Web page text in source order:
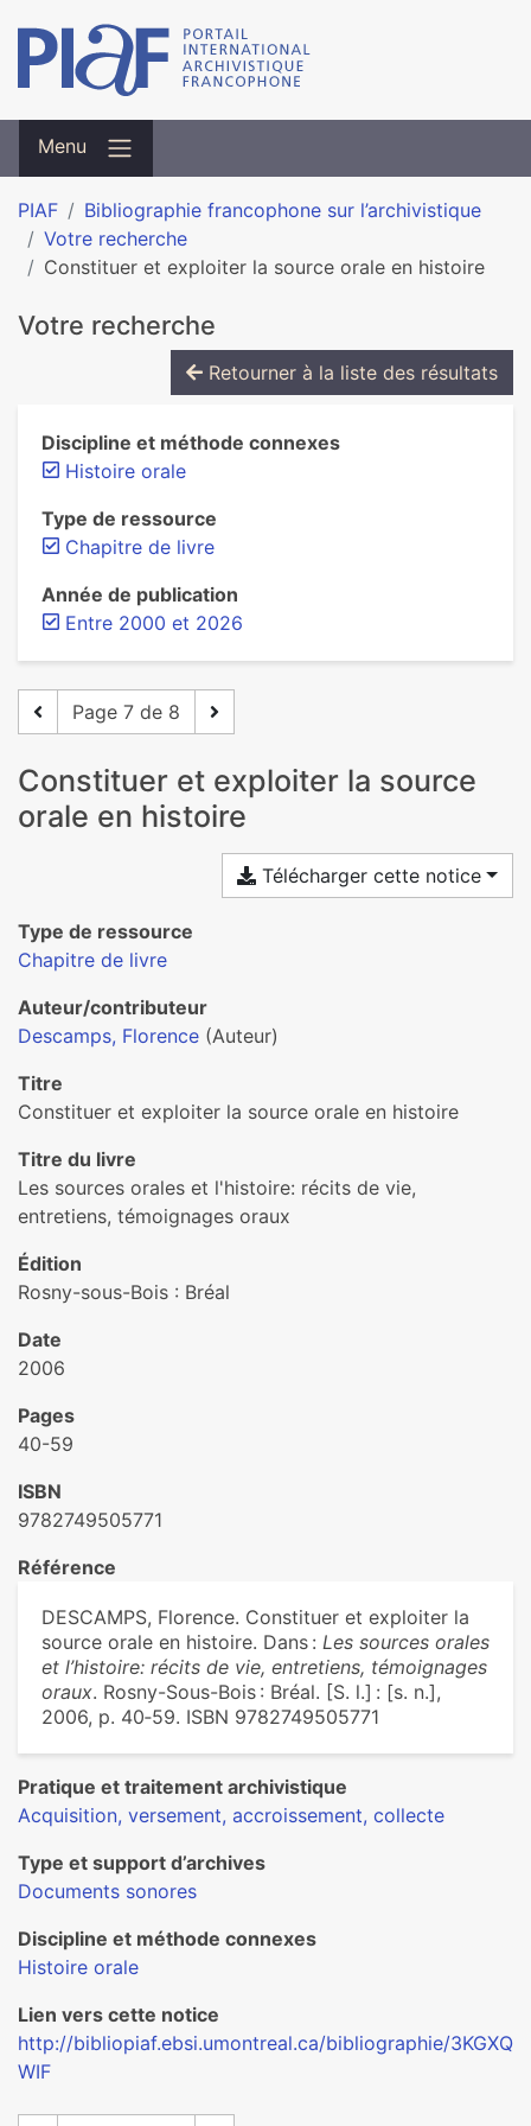
Menu
PIAF
Bibliographie francophone sur l’archivistique
Votre recherche
Constituer et exploiter la source orale en histoire
Votre recherche
Retourner à la liste des résultats
Discipline et méthode connexes
Histoire orale
Type de ressource
Chapitre de livre
Année de publication
Entre 2000 et 2026
Page 7 de 8
Constituer et exploiter la source
orale en histoire
Télécharger cette notice
Type de ressource
Chapitre de livre
Auteur/contributeur
Descamps, Florence (Auteur)
Titre
Constituer et exploiter la source orale en histoire
Titre du livre
Les sources orales et l'histoire: récits de vie,
entretiens, témoignages oraux
Édition
Rosny-sous-Bois : Bréal
Date
2006
Pages
40-59
ISBN
9782749505771
Référence
DESCAMPS, Florence. Constituer et exploiter la
source orale en histoire. Dans : Les sources orales
et l’histoire: récits de vie, entretiens, témoignages
oraux. Rosny-Sous-Bois : Bréal. [S. l.] : [s. n.],
2006, p. 40‑59. ISBN 9782749505771
Pratique et traitement archivistique
Acquisition, versement, accroissement, collecte
Type et support d’archives
Documents sonores
Discipline et méthode connexes
Histoire orale
Lien vers cette notice
http://bibliopiaf.ebsi.umontreal.ca/bibliographie/3KGXQ
WIF